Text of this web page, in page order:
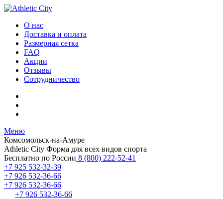
О нас
Доставка и оплата
Размерная сетка
FAQ
Акции
Отзывы
Сотрудничество
Меню
Комсомольск-на-Амуре
Athletic City Форма для всех видов спорта
Бесплатно по России 8 (800) 222-52-41
+7 925 532-32-39
+7 926 532-36-66
+7 926 532-36-66
+7 926 532-36-66